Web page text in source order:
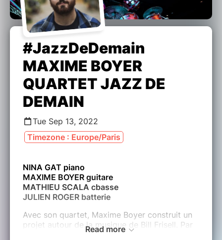
#JazzDeDemain
MAXIME BOYER
QUARTET JAZZ DE
DEMAIN
Tue Sep 13, 2022
Timezone : Europe/Paris
NINA GAT piano
MAXIME BOYER guitare
MATHIEU SCALA cbasse
JULIEN ROGER batterie
Avec son quartet, Maxime Boyer construit un
projet autour de la musique de Bill Frisell. Par
l’extrême diversité de styles qu’aborde ce
Read more